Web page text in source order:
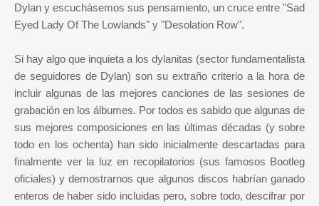
Dylan y escuchásemos sus pensamiento, un cruce entre "Sad
Eyed Lady Of The Lowlands" y "Desolation Row".
Si hay algo que inquieta a los dylanitas (sector fundamentalista
de seguidores de Dylan) son su extraño criterio a la hora de
incluir algunas de las mejores canciones de las sesiones de
grabación en los álbumes. Por todos es sabido que algunas de
sus mejores composiciones en las últimas décadas (y sobre
todo en los ochenta) han sido inicialmente descartadas para
finalmente ver la luz en recopilatorios (sus famosos Bootleg
oficiales) y demostrarnos que algunos discos habrían ganado
enteros de haber sido incluidas pero, sobre todo, descifrar por